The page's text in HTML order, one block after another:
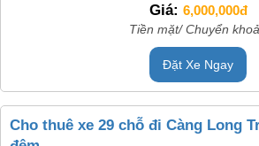
Giá: 6,000,000đ
Tiền mặt/ Chuyển
Đặt Xe Ngay
Cho thuê xe 29 chỗ đi Càng Long